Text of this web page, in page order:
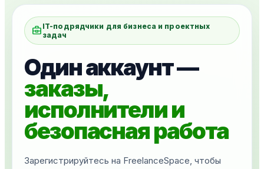
business_center IT-подрядчики для бизнеса и проектных
задач
Один аккаунт —
заказы,
исполнители и
безопасная работа
Зарегистрируйтесь на FreelanceSpace, чтобы